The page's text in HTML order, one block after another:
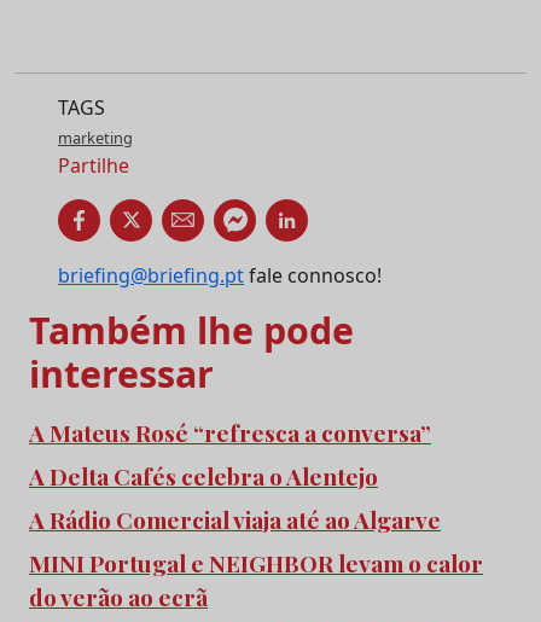
TAGS
marketing
Partilhe
briefing@briefing.ptfale connosco!
Também lhe pode
interessar
A Mateus Rosé “refresca a conversa”
A Delta Cafés celebra o Alentejo
A Rádio Comercial viaja até ao Algarve
MINI Portugal e NEIGHBOR levam o calor
do verão ao ecrã